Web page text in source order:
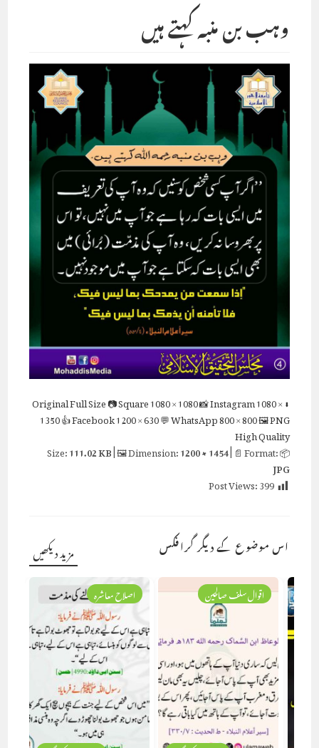
وہب بن منبہ کہتے ہیں
⬇ Original
Full Size📷 Square1080 × 1080📸 Instagram1080 ×
1350👍 Facebook1200 × 630💬 WhatsApp800 × 800🖼 PNG
High Quality
📦 Size:
111.02 KB| 🖼 Dimension:1200 × 1454| 📄 Format:
JPG
Post Views:399
اس موضوع کے دیگر گرافکس مزید دیکھیں
اقوال سلف صالحین اصلاح معاشرہ